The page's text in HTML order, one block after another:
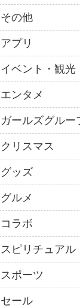
その他
アプリ
イベント・観光
エンタメ
ガールズグルー
クリスマス
グッズ
グルメ
コラボ
スピリチュアル
スポーツ
セール